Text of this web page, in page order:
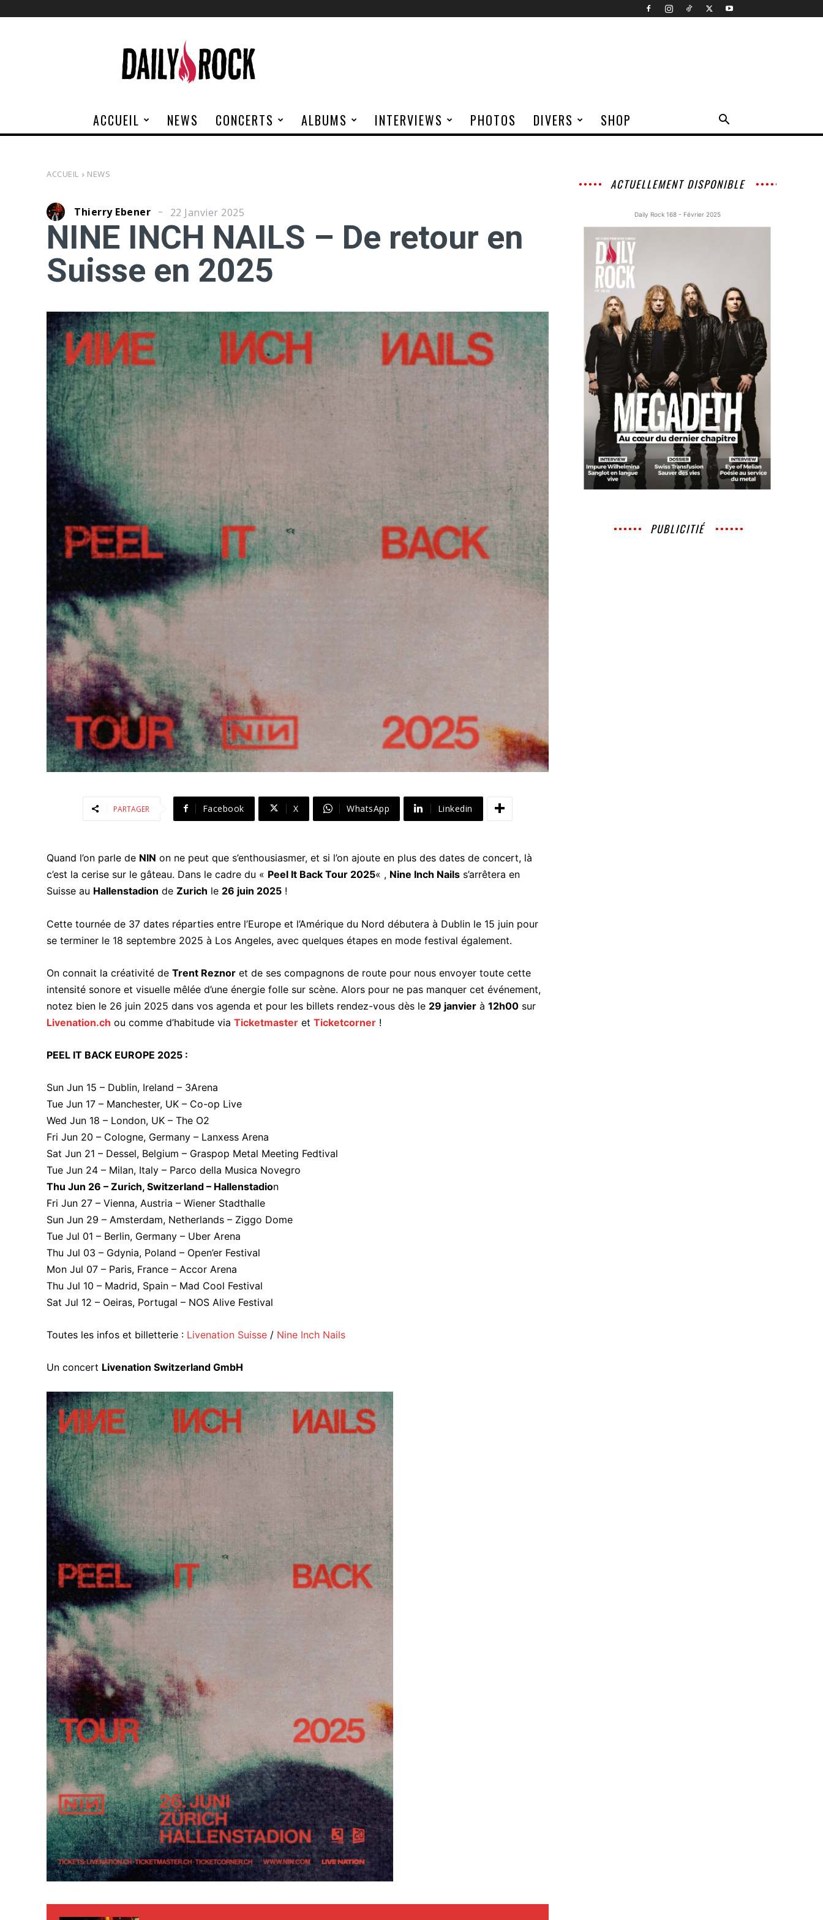
Rock
ACCUEIL NEWS CONCERTS ALBUMS INTERVIEWS PHOTOS DIVERS SHOP
ACCUEIL NEWS
Thierry Ebener 22 Janvier 2025
NINE INCH NAILS – De retour en
Suisse en 2025
PARTAGER Facebook X WhatsApp Linkedin
Quand l’on parle de NIN on ne peut que s’enthousiasmer, et si l’on ajoute en plus des dates de concert, là
c’est la cerise sur le gâteau. Dans le cadre du « Peel It Back Tour 2025« , Nine Inch Nails s’arrêtera en
Suisse au Hallenstadion de Zurich le 26 juin 2025 !
Cette tournée de 37 dates réparties entre l’Europe et l’Amérique du Nord débutera à Dublin le 15 juin pour
se terminer le 18 septembre 2025 à Los Angeles, avec quelques étapes en mode festival également.
On connait la créativité de Trent Reznor et de ses compagnons de route pour nous envoyer toute cette
intensité sonore et visuelle mêlée d’une énergie folle sur scène. Alors pour ne pas manquer cet événement,
notez bien le 26 juin 2025 dans vos agenda et pour les billets rendez-vous dès le 29 janvier à 12h00 sur
Livenation.ch ou comme d’habitude via Ticketmaster et Ticketcorner !
PEEL IT BACK EUROPE 2025 :
Sun Jun 15 – Dublin, Ireland – 3Arena
Tue Jun 17 – Manchester, UK – Co-op Live
Wed Jun 18 – London, UK – The O2
Fri Jun 20 – Cologne, Germany – Lanxess Arena
Sat Jun 21 – Dessel, Belgium – Graspop Metal Meeting Fedtival
Tue Jun 24 – Milan, Italy – Parco della Musica Novegro
Thu Jun 26 – Zurich, Switzerland – Hallenstadion
Fri Jun 27 – Vienna, Austria – Wiener Stadthalle
Sun Jun 29 – Amsterdam, Netherlands – Ziggo Dome
Tue Jul 01 – Berlin, Germany – Uber Arena
Thu Jul 03 – Gdynia, Poland – Open’er Festival
Mon Jul 07 – Paris, France – Accor Arena
Thu Jul 10 – Madrid, Spain – Mad Cool Festival
Sat Jul 12 – Oeiras, Portugal – NOS Alive Festival
Toutes les infos et billetterie : Livenation Suisse / Nine Inch Nails
Un concert Livenation Switzerland GmbH
ACTUELLEMENT DISPONIBLE
Daily Rock 168 - Février 2025
PUBLICITIÉ